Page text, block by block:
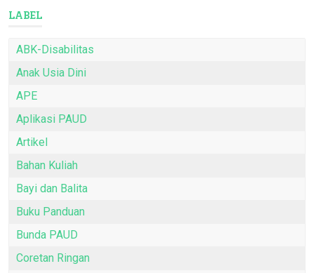
LABEL
ABK-Disabilitas
Anak Usia Dini
APE
Aplikasi PAUD
Artikel
Bahan Kuliah
Bayi dan Balita
Buku Panduan
Bunda PAUD
Coretan Ringan